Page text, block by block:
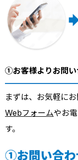
①お客様よりお問い
まずは、お気軽に
Webフォームやお電
す。